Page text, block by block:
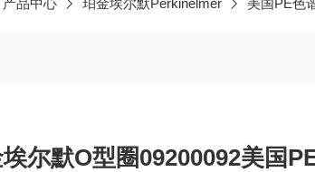
产品中心 珀金埃尔默Perkinelmer 美国PE色
尔默O型圈09200092美国